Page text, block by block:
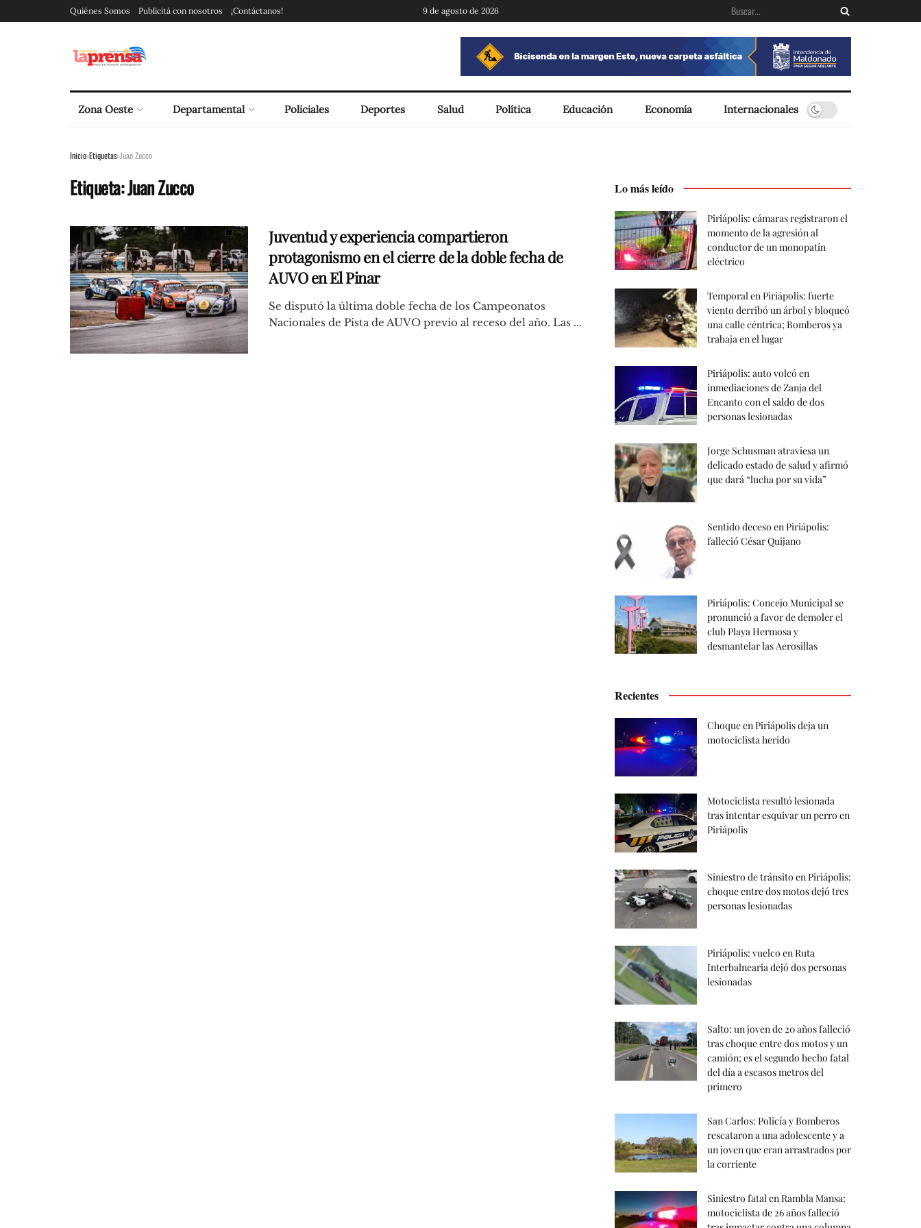
Quiénes Somos Publicitá con nosotros ¡Contáctanos! 9 de agosto de 2026
Zona Oeste Departamental Policiales Deportes Salud Política Educación Economía Internacionales
Inicio Etiquetas Juan Zucco
Etiqueta:Juan Zucco
Juventud y experiencia compartieron
protagonismo en el cierre de la doble fecha de
AUVO en El Pinar
Se disputó la última doble fecha de los Campeonatos
Nacionales de Pista de AUVO previo al receso del año. Las ...
Lo más leído
Piriápolis: cámaras registraron el
momento de la agresión al
conductor de un monopatín
eléctrico
Temporal en Piriápolis: fuerte
viento derribó un árbol y bloqueó
una calle céntrica; Bomberos ya
trabaja en el lugar
Piriápolis: auto volcó en
inmediaciones de Zanja del
Encanto con el saldo de dos
personas lesionadas
Jorge Schusman atraviesa un
delicado estado de salud y afirmó
que dará “lucha por su vida”
Sentido deceso en Piriápolis:
falleció César Quijano
Piriápolis: Concejo Municipal se
pronunció a favor de demoler el
club Playa Hermosa y
desmantelar las Aerosillas
Recientes
Choque en Piriápolis deja un
motociclista herido
Motociclista resultó lesionada
tras intentar esquivar un perro en
Piriápolis
Siniestro de tránsito en Piriápolis:
choque entre dos motos dejó tres
personas lesionadas
Piriápolis: vuelco en Ruta
Interbalnearia dejó dos personas
lesionadas
Salto: un joven de 20 años falleció
tras choque entre dos motos y un
camión; es el segundo hecho fatal
del día a escasos metros del
primero
San Carlos: Policía y Bomberos
rescataron a una adolescente y a
un joven que eran arrastrados por
la corriente
Siniestro fatal en Rambla Mansa:
motociclista de 26 años falleció